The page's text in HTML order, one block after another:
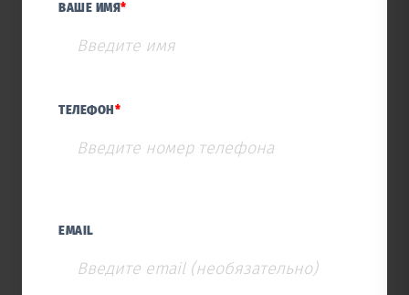
ВАШЕ ИМЯ *
ТЕЛЕФОН *
EMAIL